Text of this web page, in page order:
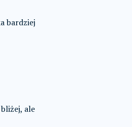
bardziej
ale